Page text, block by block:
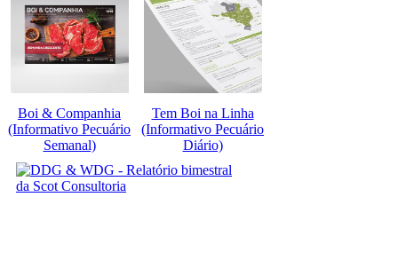
Boi & Companhia
(Informativo Pecuário
Semanal)
Tem Boi na Linha
(Informativo Pecuário
Diário)